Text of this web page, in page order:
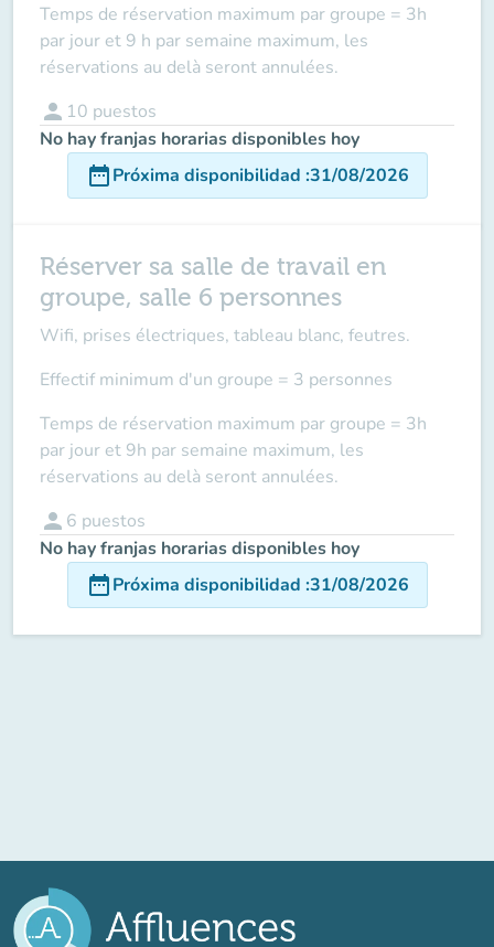
Temps de réservation maximum par groupe = 3h
par jour et 9 h par semaine maximum, les
réservations au delà seront annulées.
person 10 puestos
No hay franjas horarias disponibles hoy
date_rangePróxima disponibilidad :31/08/2026
Réserver sa salle de travail en
groupe, salle 6 personnes
Wifi, prises électriques, tableau blanc, feutres.
Effectif minimum d'un groupe = 3 personnes
Temps de réservation maximum par groupe = 3h
par jour et 9h par semaine maximum, les
réservations au delà seront annulées.
person 6 puestos
No hay franjas horarias disponibles hoy
date_rangePróxima disponibilidad :31/08/2026